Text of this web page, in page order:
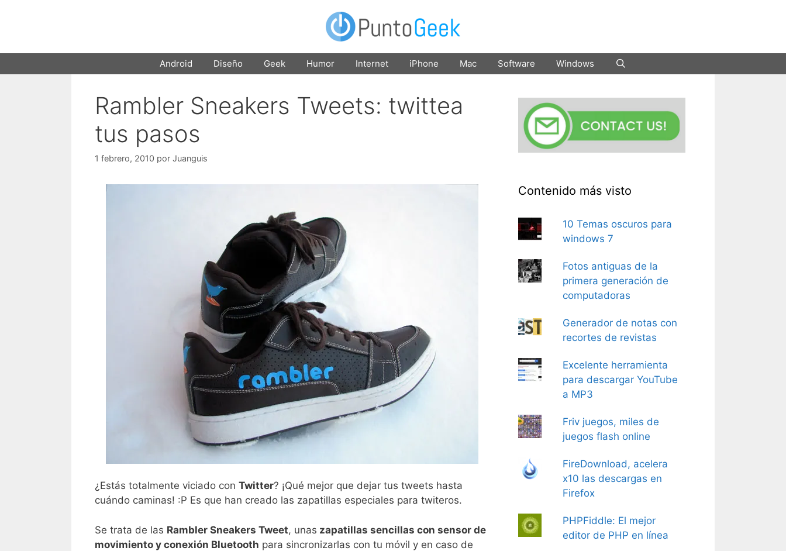
Android Diseño Geek Humor Internet iPhone Mac Software Windows
Rambler Sneakers Tweets: twittea
tus pasos
1 febrero, 2010 por Juanguis
¿Estás totalmente viciado con Twitter? ¡Qué mejor que dejar tus tweets hasta
cuándo caminas! :P Es que han creado las zapatillas especiales para twiteros.
Se trata de las Rambler Sneakers Tweet, unas zapatillas sencillas con sensor de
movimiento y conexión Bluetooth para sincronizarlas con tu móvil y en caso de
Contenido más visto
10 Temas oscuros para
windows 7
Fotos antiguas de la
primera generación de
computadoras
Generador de notas con
recortes de revistas
Excelente herramienta
para descargar YouTube
a MP3
Friv juegos, miles de
juegos flash online
FireDownload, acelera
x10 las descargas en
Firefox
PHPFiddle: El mejor
editor de PHP en línea